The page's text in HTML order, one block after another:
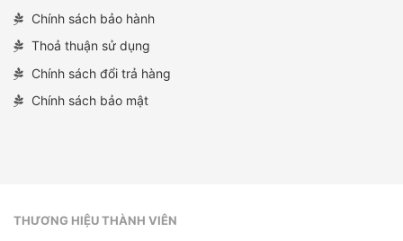
Chính sách bảo hành
Thoả thuận sử dụng
Chính sách đổi trả hàng
Chính sách bảo mật
THƯƠNG HIỆU THÀNH VIÊN